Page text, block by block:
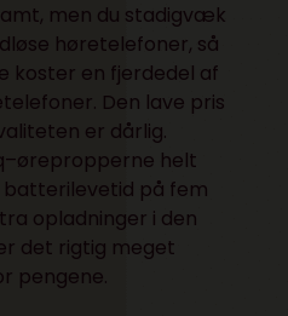
men du stadigvæk
høretelefoner, så
koster en fjerdedel af
Den lave pris
er dårlig.
helt
på fem
opladninger i den
det rigtig meget
pengene.